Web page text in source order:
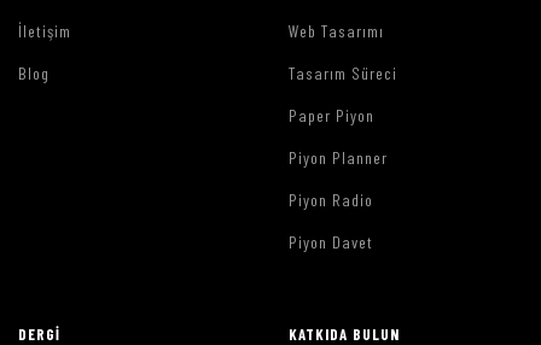
İletişim
Blog
Web Tasarımı
Tasarım Süreci
Paper Piyon
Piyon Planner
Piyon Radio
Piyon Davet
DERGI KATKIDA BULUN